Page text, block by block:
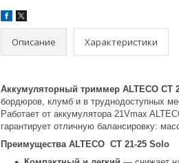
Описание Характеристики
Аккумуляторный триммер ALTECO CT
бордюров, клумб и в труднодоступных
Работает от аккумулятора 21Vmax
гарантирует отличную балансировку:
Преимущества ALTECO CT 21-25 Solo